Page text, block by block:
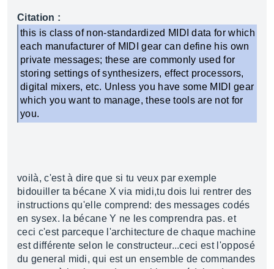
Citation :
this is class of non-standardized MIDI data for which
each manufacturer of MIDI gear can define his own
private messages; these are commonly used for
storing settings of synthesizers, effect processors,
digital mixers, etc. Unless you have some MIDI gear
which you want to manage, these tools are not for
you.
voilà, c'est à dire que si tu veux par exemple
bidouiller ta bécane X via midi,tu dois lui rentrer des
instructions qu'elle comprend: des messages codés
en sysex. la bécane Y ne les comprendra pas. et
ceci c'est parceque l'architecture de chaque machine
est différente selon le constructeur...ceci est l'opposé
du general midi, qui est un ensemble de commandes